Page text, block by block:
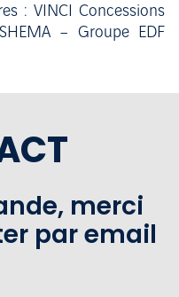
: VINCI Concessions
– Groupe EDF
merci
par email